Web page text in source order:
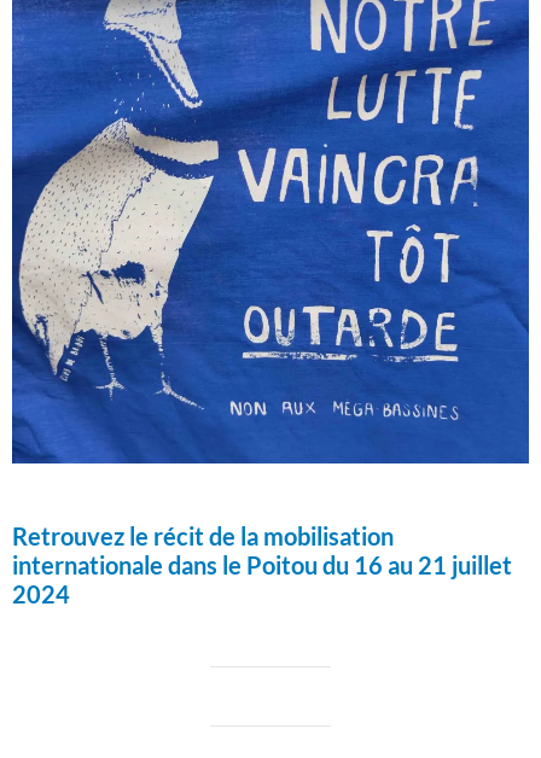
Retrouvez le récit de la mobilisation
internationale dans le Poitou du 16 au 21 juillet
2024